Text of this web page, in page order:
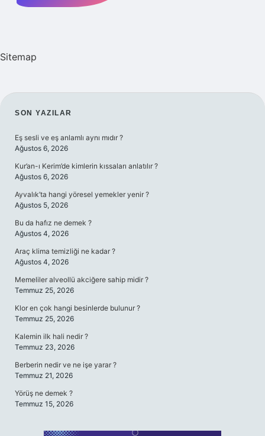
Sitemap
SIDEBAR
SON YAZILAR
Eş sesli ve eş anlamlı aynı mıdır ?
Ağustos 6, 2026
Kur’an-ı Kerim’de kimlerin kıssaları anlatılır ?
Ağustos 6, 2026
Ayvalık’ta hangi yöresel yemekler yenir ?
Ağustos 5, 2026
Bu da hafız ne demek ?
Ağustos 4, 2026
Araç klima temizliği ne kadar ?
Ağustos 4, 2026
Memeliler alveollü akciğere sahip midir ?
Temmuz 25, 2026
Klor en çok hangi besinlerde bulunur ?
Temmuz 25, 2026
Kalemin ilk hali nedir ?
Temmuz 23, 2026
Berberin nedir ve ne işe yarar ?
Temmuz 21, 2026
Yörüş ne demek ?
Temmuz 15, 2026